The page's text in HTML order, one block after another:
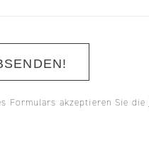
Formulars akzeptieren Sie die